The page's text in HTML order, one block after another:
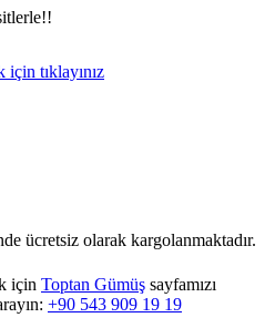
tıklayınız
ücretsiz olarak kargolanmaktadır.
için Toptan Gümüş sayfamızı
+90 543 909 19 19